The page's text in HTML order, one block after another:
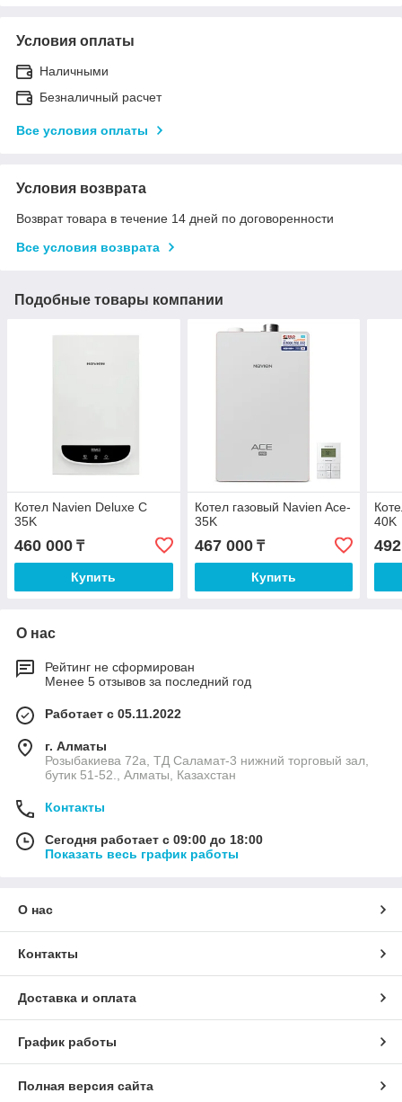
Условия оплаты
Наличными
Безналичный расчет
Все условия оплаты
Условия возврата
Возврат товара в течение 14 дней по договоренности
Все условия возврата
Подобные товары компании
Котел Navien Deluxe C
35K
460 000 ₸
Купить
Котел газовый Navien Ace-
35K
467 000₸
Купить
40K
О нас
Рейтинг не сформирован
Менее 5 отзывов за последний год
Работает с 05.11.2022
г. Алматы
Розыбакиева 72а, ТД Саламат-3 нижний торговый зал,
бутик 51-52., Алматы, Казахстан
Контакты
Сегодня работает с 09:00 до 18:00
Показать весь график работы
О нас
Контакты
Доставка и оплата
График работы
Полная версия сайта